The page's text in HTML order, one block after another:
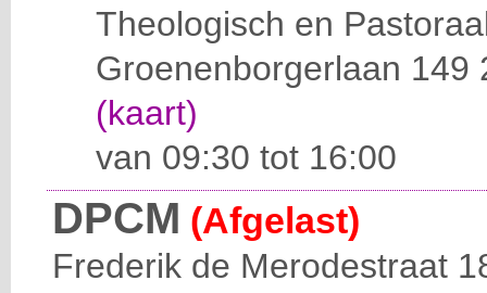
Theologisch en
Groenenborgerlaan 149
(kaart)
van 09:30 tot 16:00
DPCM (Afgelast)
Frederik de Merodestraat